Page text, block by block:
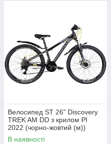
Велосипед ST 26" Discovery
TREK AM DD з крилом Pl
2022 (чорно-жовтий (м))
В наявності